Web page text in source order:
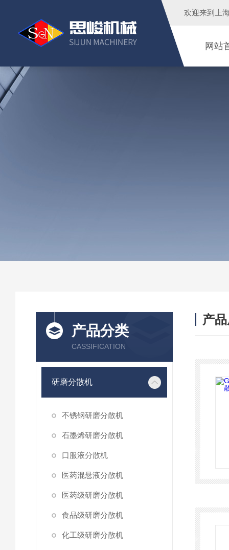
欢迎来到 上
网站
产品分类
CASSIFICATION
研磨分散机
不锈钢研磨分散机
石墨烯研磨分散机
口服液分散机
医药混悬液分散机
医药级研磨分散机
食品级研磨分散机
化工级研磨分散机
产